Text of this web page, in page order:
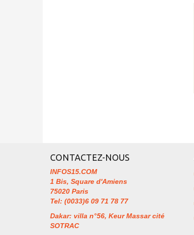
CONTACTEZ-NOUS
INFOS15.COM
1 Bis, Square d'Amiens
75020 Paris
Tel: (0033)6 09 71 78 77
Dakar: villa n°56, Keur Massar cité
SOTRAC